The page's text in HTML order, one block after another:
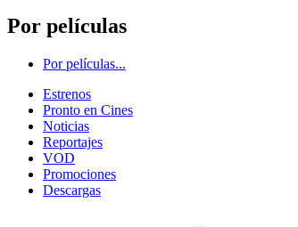
Por películas
Por películas...
Estrenos
Pronto en Cines
Noticias
Reportajes
VOD
Promociones
Descargas